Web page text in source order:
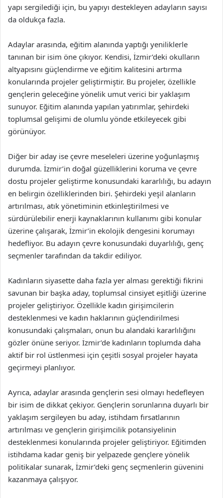
yapı sergilediği için, bu yapıyı destekleyen adayların sayısı
da oldukça fazla.
Adaylar arasında, eğitim alanında yaptığı yeniliklerle
tanınan bir isim öne çıkıyor. Kendisi, İzmir’deki okulların
altyapısını güçlendirme ve eğitim kalitesini artırma
konularında projeler geliştirmiştir. Bu projeler, özellikle
gençlerin geleceğine yönelik umut verici bir yaklaşım
sunuyor. Eğitim alanında yapılan yatırımlar, şehirdeki
toplumsal gelişimi de olumlu yönde etkileyecek gibi
görünüyor.
Diğer bir aday ise çevre meseleleri üzerine yoğunlaşmış
durumda. İzmir’in doğal güzelliklerini koruma ve çevre
dostu projeler geliştirme konusundaki kararlılığı, bu adayın
en belirgin özelliklerinden biri. Şehirdeki yeşil alanların
artırılması, atık yönetiminin etkinleştirilmesi ve
sürdürülebilir enerji kaynaklarının kullanımı gibi konular
üzerine çalışarak, İzmir’in ekolojik dengesini korumayı
hedefliyor. Bu adayın çevre konusundaki duyarlılığı, genç
seçmenler tarafından da takdir ediliyor.
Kadınların siyasette daha fazla yer alması gerektiği fikrini
savunan bir başka aday, toplumsal cinsiyet eşitliği üzerine
projeler geliştiriyor. Özellikle kadın girişimcilerin
desteklenmesi ve kadın haklarının güçlendirilmesi
konusundaki çalışmaları, onun bu alandaki kararlılığını
gözler önüne seriyor. İzmir’de kadınların toplumda daha
aktif bir rol üstlenmesi için çeşitli sosyal projeler hayata
geçirmeyi planlıyor.
Ayrıca, adaylar arasında gençlerin sesi olmayı hedefleyen
bir isim de dikkat çekiyor. Gençlerin sorunlarına duyarlı bir
yaklaşım sergileyen bu aday, istihdam fırsatlarının
artırılması ve gençlerin girişimcilik potansiyelinin
desteklenmesi konularında projeler geliştiriyor. Eğitimden
istihdama kadar geniş bir yelpazede gençlere yönelik
politikalar sunarak, İzmir’deki genç seçmenlerin güvenini
kazanmaya çalışıyor.